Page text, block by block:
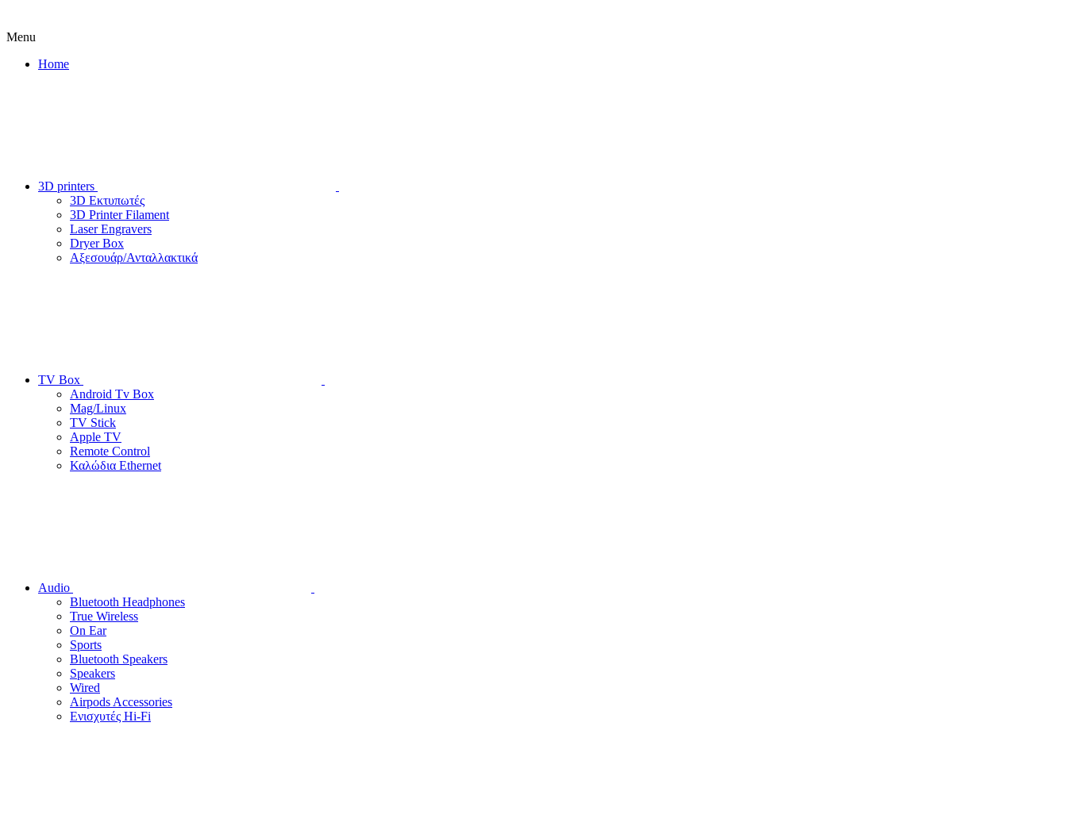
Menu
Home
3D printers
3D Εκτυπωτές
3D Printer Filament
Laser Engravers
Dryer Box
Αξεσουάρ/Ανταλλακτικά
TV Box
Android Tv Box
Mag/Linux
TV Stick
Apple TV
Remote Control
Καλώδια Ethernet
Audio
Bluetooth Headphones
True Wireless
On Ear
Sports
Bluetooth Speakers
Speakers
Wired
Airpods Accessories
Ενισχυτές Hi-Fi